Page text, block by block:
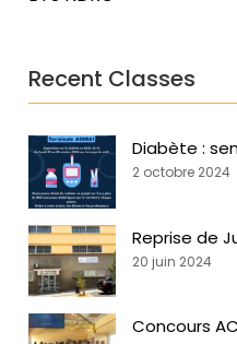
Recent Classes
Diabète :
2 octobre 2024
Reprise de
20 juin 2024
Concours